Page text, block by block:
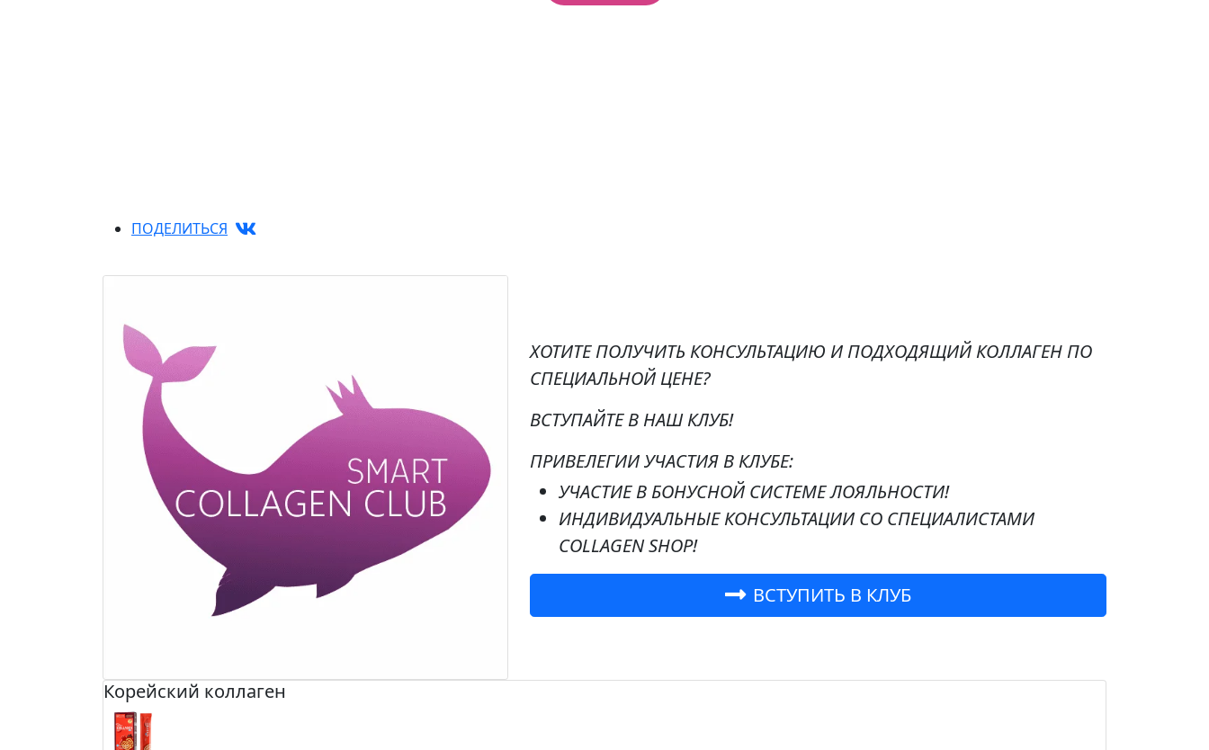
ПОДЕЛИТЬСЯ
ХОТИТЕ ПОЛУЧИТЬ КОНСУЛЬТАЦИЮ И ПОДХОДЯЩИЙ КОЛЛАГЕН ПО
СПЕЦИАЛЬНОЙ ЦЕНЕ?
ВСТУПАЙТЕ В НАШ КЛУБ!
ПРИВЕЛЕГИИ УЧАСТИЯ В КЛУБЕ:
УЧАСТИЕ В БОНУСНОЙ СИСТЕМЕ ЛОЯЛЬНОСТИ!
ИНДИВИДУАЛЬНЫЕ КОНСУЛЬТАЦИИ СО СПЕЦИАЛИСТАМИ
COLLAGEN SHOP!
ВСТУПИТЬ В КЛУБ
Корейский коллаген